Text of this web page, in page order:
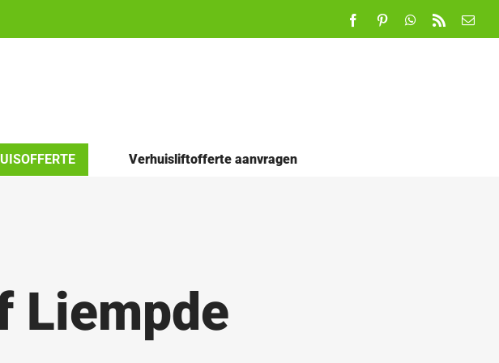
FacebookPinterestWhatsApp
Rss
E-
Verhuisliftofferte aanvragen
Liempde